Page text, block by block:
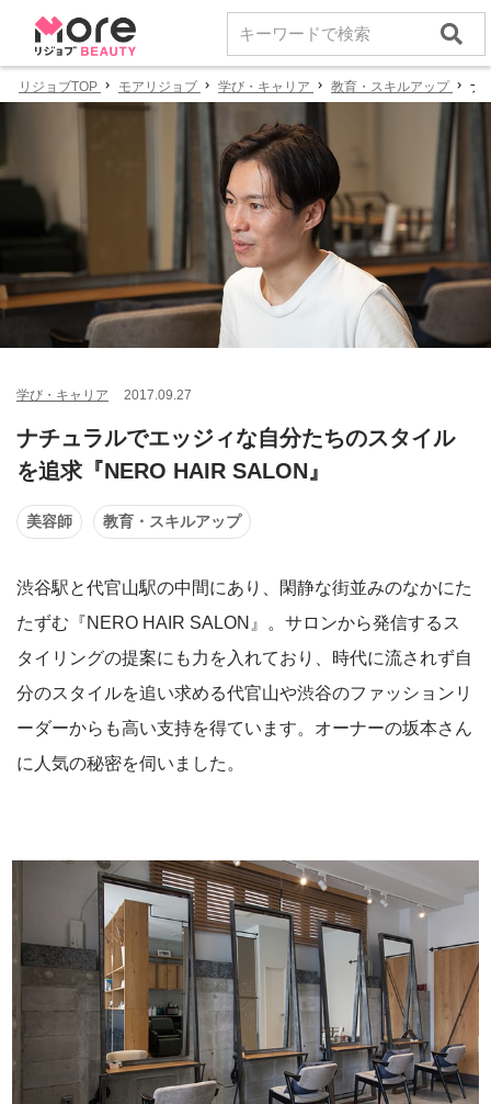
リジョブTOP モアリジョブ 学び・キャリア 教育・スキルアップ ナ
学び・キャリア 2017.09.27
ナチュラルでエッジィな自分たちのスタイル
を追求『NERO HAIR SALON』
美容師 教育・スキルアップ
渋谷駅と代官山駅の中間にあり、閑静な街並みのなかにた
たずむ『NERO HAIR SALON』。サロンから発信するス
タイリングの提案にも力を入れており、時代に流されず自
分のスタイルを追い求める代官山や渋谷のファッションリ
ーダーからも高い支持を得ています。オーナーの坂本さん
に人気の秘密を伺いました。